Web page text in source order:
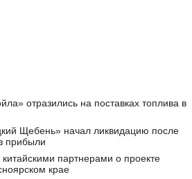
отразились на поставках топлива в
Щебень» начал ликвидацию после
прибыли
партнерами о проекте
крае